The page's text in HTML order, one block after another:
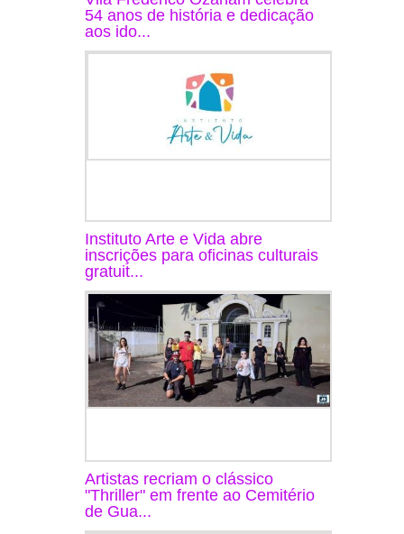
54 anos de história e dedicação
aos ido...
Instituto Arte e Vida abre
inscrições para oficinas culturais
gratuit...
Artistas recriam o clássico
"Thriller" em frente ao Cemitério
de Gua...